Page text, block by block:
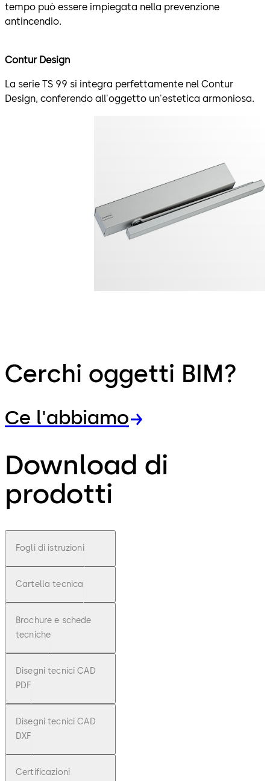
tempo può essere impiegata nella prevenzione
antincendio.
Contur Design
La serie TS 99 si integra perfettamente nel Contur
Design, conferendo all'oggetto un'estetica armoniosa.
Cerchi oggetti BIM?
Ce l'abbiamo
Download di
prodotti
Fogli di istruzioni
Cartella tecnica
Brochure e schede
tecniche
Disegni tecnici CAD
PDF
Disegni tecnici CAD
DXF
Certificazioni